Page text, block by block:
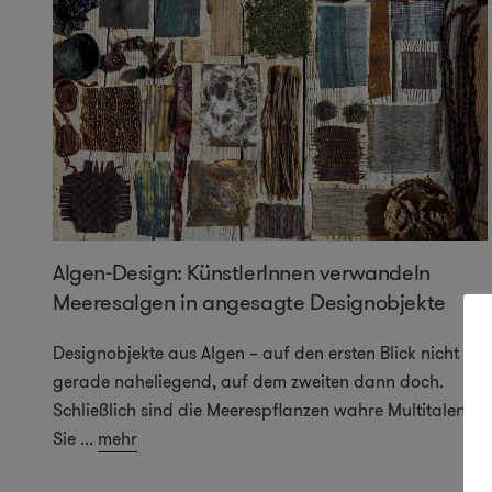
Algen-Design: KünstlerInnen verwandeln
Meeresalgen in angesagte Designobjekte
Designobjekte aus Algen – auf den ersten Blick nicht
gerade naheliegend, auf dem zweiten dann doch.
Schließlich sind die Meerespflanzen wahre Multitalente!
Sie ... mehr